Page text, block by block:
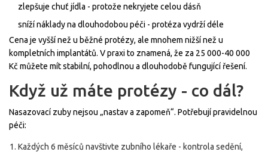
zlepšuje chuť jídla - protože nekryjete celou dásň
sníží náklady na dlouhodobou péči - protéza vydrží déle
Cena je vyšší než u běžné protézy, ale mnohem nižší než u
kompletních implantátů. V praxi to znamená, že za 25 000-40 000
Kč můžete mít stabilní, pohodlnou a dlouhodobě fungující řešení.
Když už máte protézy - co dál?
Nasazovací zuby nejsou „nastav a zapomeň“. Potřebují pravidelnou
péči:
Každých 6 měsíců navštivte zubního lékaře - kontrola sedění,